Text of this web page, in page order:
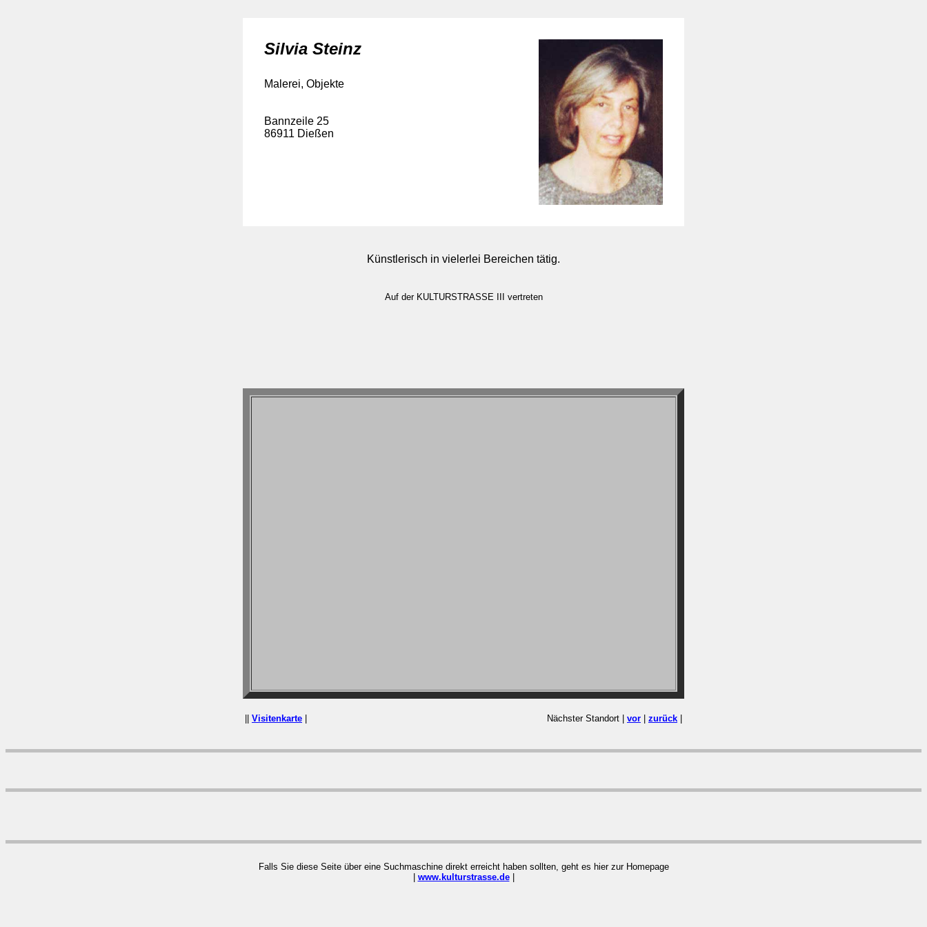
Silvia Steinz
Malerei, Objekte
Bannzeile 25
86911 Dießen
Künstlerisch in vielerlei Bereichen tätig.
Auf der KULTURSTRASSE III vertreten
Visitenkarte Nächster Standort | vor zurück
Falls Sie diese Seite über eine Suchmaschine direkt erreicht haben sollten, geht es hier zur Homepage
www.kulturstrasse.de|